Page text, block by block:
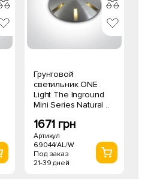
Грунтовой
светильник ONE
Light The Inground
Mini Series Natural ..
1671 грн
Артикул
69044/AL/W
Под заказ
21-39 дней